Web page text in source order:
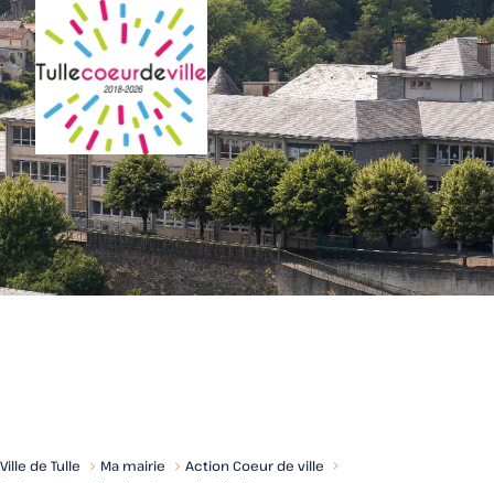
Menu
Ville de Tulle Ma mairie
Action Coeur de ville